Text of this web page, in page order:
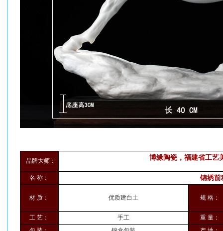
品牌大师： 博缘陶瓷，福建省工
名 称： 锦绣前
材 质： 优质建白土 规 格：
工 艺： 手工
重 量：